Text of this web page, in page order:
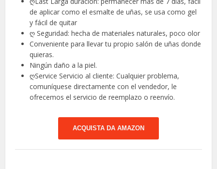
de aplicar como el esmalte de uñas, se usa como gel
y fácil de quitar
ღ Seguridad: hecha de materiales naturales, poco olor
Conveniente para llevar tu propio salón de uñas donde
quieras.
Ningún daño a la piel.
ღService Servicio al cliente: Cualquier problema,
comuníquese directamente con el vendedor, le
ofrecemos el servicio de reemplazo o reenvío.
ACQUISTA DA AMAZON